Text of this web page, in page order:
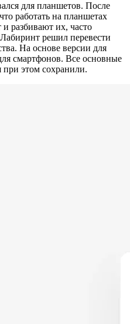
для планшетов. После
работать на планшетах
разбивают их, часто
решил перевести
На основе версии для
смартфонов. Все основные
этом сохранили.